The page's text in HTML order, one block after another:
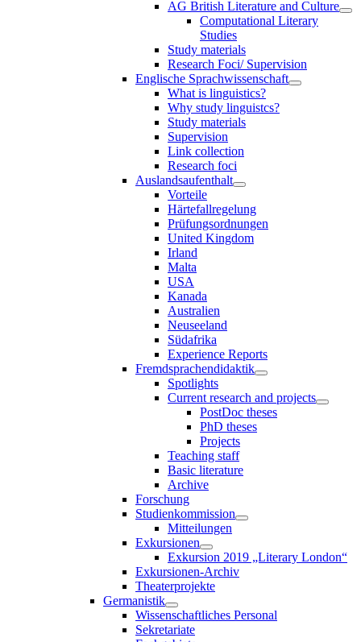
AG British Literature and Culture
Computational Literary
Studies
Study materials
Research Foci/ Supervision
Englische Sprachwissenschaft
What is linguistics?
Why study linguistcs?
Study materials
Supervision
Link collection
Research foci
Auslandsaufenthalt
Vorteile
Härtefallregelung
Prüfungsordnungen
United Kingdom
Irland
Malta
USA
Kanada
Australien
Neuseeland
Südafrika
Experience Reports
Fremdsprachendidaktik
Spotlights
Current research and projects
PostDoc theses
PhD theses
Projects
Teaching staff
Basic literature
Archive
Forschung
Studienkommission
Mitteilungen
Exkursionen
Exkursion 2019 „Literary London“
Exkursionen-Archiv
Theaterprojekte
Germanistik
Wissenschaftliches Personal
Sekretariate